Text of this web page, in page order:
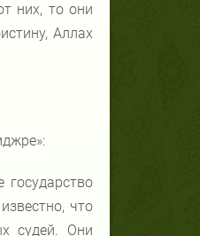
них, то они
Аллах
государство
что
судей. Они